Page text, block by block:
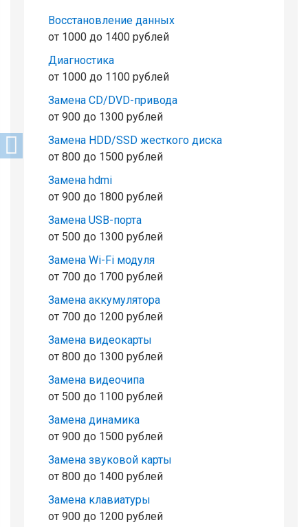
Восстановление данных
от 1000 до 1400 рублей
Диагностика
от 1000 до 1100 рублей
Замена CD/DVD-привода
от 900 до 1300 рублей
Замена HDD/SSD жесткого диска
от 800 до 1500 рублей
Замена hdmi
от 900 до 1800 рублей
Замена USB-порта
от 500 до 1300 рублей
Замена Wi-Fi модуля
от 700 до 1700 рублей
Замена аккумулятора
от 700 до 1200 рублей
Замена видеокарты
от 800 до 1300 рублей
Замена видеочипа
от 500 до 1100 рублей
Замена динамика
от 900 до 1500 рублей
Замена звуковой карты
от 800 до 1400 рублей
Замена клавиатуры
от 900 до 1200 рублей